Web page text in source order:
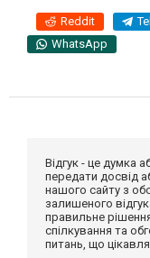
Reddit
WhatsApp
Відгук - це думка
передати досвід
нашого сайту з
залишеного
правильне
спілкування та
питань, що